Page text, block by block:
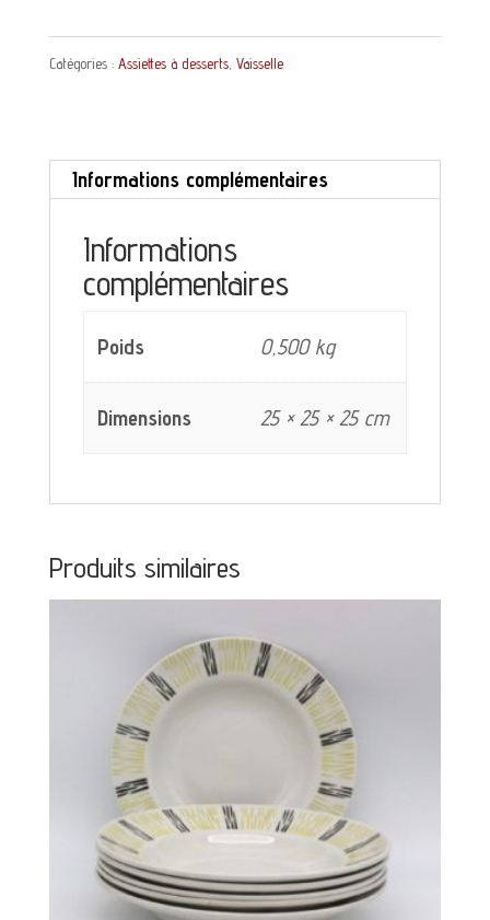
Assiette
à
Norway
vertes
Catégories : Assiettes à desserts, Vaisselle
Informations complémentaires
Informations
complémentaires
Poids 0,500 kg
Dimensions 25 × 25 × 25 cm
Produits similaires